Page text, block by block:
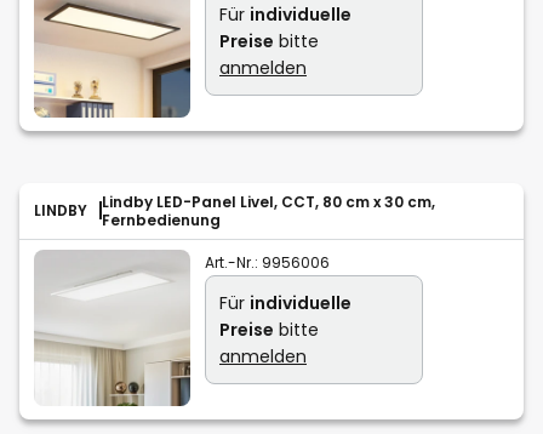
Für individuelle
Preise bitte
anmelden
LINDBY
Lindby LED-Panel Livel, CCT, 80 cm x 30 cm,
Fernbedienung
Art.-Nr.: 9956006
Für individuelle
Preise bitte
anmelden